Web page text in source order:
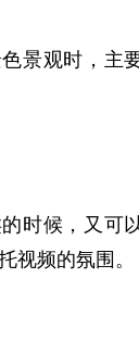
观时，主要
候，又可以
视频的氛围。